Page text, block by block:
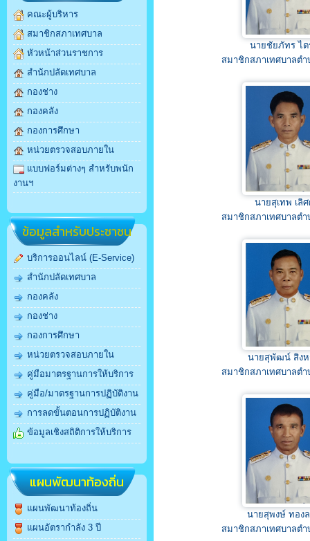
คณะผู้บริหาร
สมาชิกสภาเทศบาล
หัวหน้าส่วนราชการ
สำนักปลัดเทศบาล
กองช่าง
กองคลัง
กองการศึกษา
หน่วยตรวจสอบภายใน
แบบฟอร์มต่างๆ สำหรับพนัก
งานฯ
ข้อมูลสำหรับประชาชน
บริการออนไลน์ (E-Service)
สำนักปลัดเทศบาล
กองคลัง
กองช่าง
กองการศึกษา
หน่วยตรวจสอบภายใน
คู่มือมาตรฐานการให้บริการ
คู่มือ/มาตรฐานการปฏิบัติงาน
การลดขั้นตอนการปฏิบัติงาน
ข้อมูลเชิงสถิติการให้บริการ
แผนพัฒนาท้องถิ่น
แผนพัฒนาท้องถิ่น
แผนอัตรากำลัง 3 ปี
นายชัยภัทร ไต
สมาชิกสภาเทศบาลต
นายสุเทพ เลิ
สมาชิกสภาเทศบาลต
นายสุพัฒน์ สิง
สมาชิกสภาเทศบาลต
นายสุพงษ์ ทอง
สมาชิกสภาเทศบาลต